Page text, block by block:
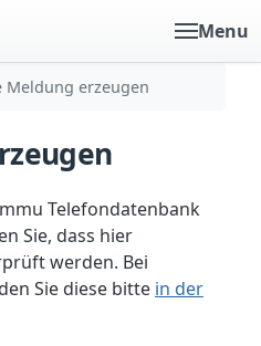
Menu
Meldung erzeugen
Telefondatenbank
Sie, dass hier
werden. Bei
Sie diese bitte in der